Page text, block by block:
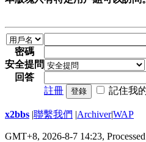
密碼
安全提問
回答
註冊
登錄 記住我
x2bbs |聯繫我們 |Archiver|WAP
GMT+8, 2026-8-7 14:23,